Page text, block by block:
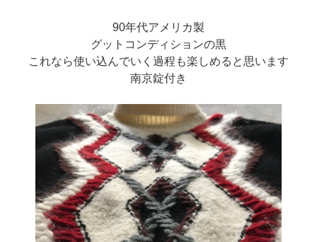
90年代アメリカ製
グットコンディションの黒
これなら使い込んでいく過程も楽しめると思います
南京錠付き